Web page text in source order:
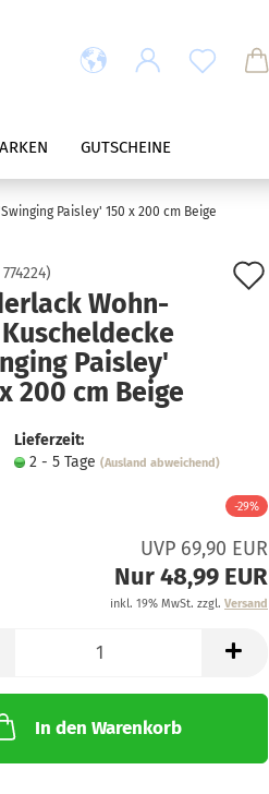
GUTSCHEINE
Paisley' 150 x 200 cm Beige
774224)
Wohn-
Paisley'
200 cm Beige
Lieferzeit:
2 - 5 Tage (Ausland abweichend)
-29%
UVP 69,90 EUR
Nur 48,99 EUR
inkl. 19% MwSt. zzgl. Versand
In den Warenkorb